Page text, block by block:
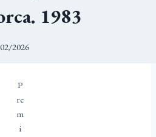
1983
2026
P
re
m
i